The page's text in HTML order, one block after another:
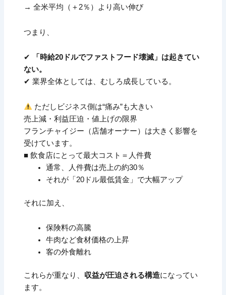
→ 全米平均（＋2％）より高い伸び
つまり、
✔
「時給20ドルでファストフード壊滅」は起きてい
ない。
✔ 業界全体としては、むしろ成長している。
ただしビジネス側は“痛み”も大きい
売上減・利益圧迫・値上げの限界
フランチャイジー（店舗オーナー）は大きく影響を
受けています。
■ 飲食店にとって最大コスト＝人件費
通常、人件費は売上の約30％
それが「20ドル最低賃金」で大幅アップ
それに加え、
保険料の高騰
牛肉など食材価格の上昇
客の外食離れ
これらが重なり、 収益が圧迫される構造になってい
ます。